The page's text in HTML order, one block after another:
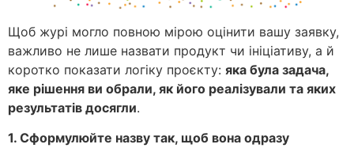
Щоб журі могло повною мірою оцінити вашу заявку,
важливо не лише назвати продукт чи ініціативу, а й
коротко показати логіку проєкту: яка була задача,
яке рішення ви обрали, як його реалізували та яких
результатів досягли.
1. Сформулюйте назву так, щоб вона одразу